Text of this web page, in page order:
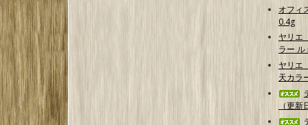
オフィ
0.4g
ヤリエ
ラー
ヤリエ
天カラ
（更